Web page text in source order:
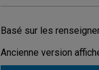
Basé sur les
Ancienne version